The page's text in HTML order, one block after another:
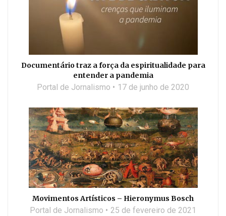
Documentário traz a força da espiritualidade para
entender a pandemia
Portal de Jornalismo 17 de junho de 2020
Movimentos Artísticos – Hieronymus Bosch
Portal de Jornalismo 25 de fevereiro de 2021